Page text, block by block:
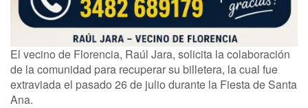
El vecino de Florencia, Raúl Jara, solicita la colaboración
de la comunidad para recuperar su billetera, la cual fue
extraviada el pasado 26 de julio durante la Fiesta de Santa
Ana.